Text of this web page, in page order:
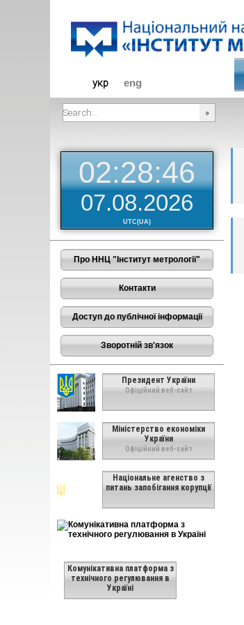
укр eng
02:28:47
07.08.2026
UTC(UA)
Про ННЦ "Інститут метрології"
Контакти
Доступ до публічної інформації
Зворотній зв'язок
Президент України
Офіційний веб-сайт
Міністерство економіки
України
Офіційний веб-сайт
Національне агенство з
питань запобігання корупції
Комунікативна платформа з
технічного регулювання в
Україні